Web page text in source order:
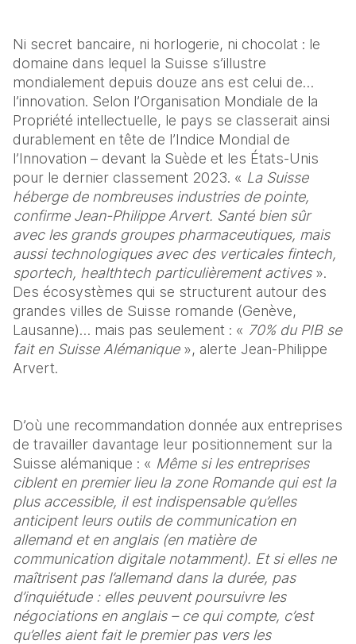
Ni secret bancaire, ni horlogerie, ni chocolat : le
domaine dans lequel la Suisse s’illustre
mondialement depuis douze ans est celui de…
l’innovation. Selon l’Organisation Mondiale de la
Propriété intellectuelle, le pays se classerait ainsi
durablement en tête de l’Indice Mondial de
l’Innovation – devant la Suède et les États-Unis
pour le dernier classement 2023. « La Suisse
héberge de nombreuses industries de pointe,
confirme Jean-Philippe Arvert. Santé bien sûr
avec les grands groupes pharmaceutiques, mais
aussi technologiques avec des verticales fintech,
sportech, healthtech particulièrement actives ».
Des écosystèmes qui se structurent autour des
grandes villes de Suisse romande (Genève,
Lausanne)… mais pas seulement : « 70% du PIB se
fait en Suisse Alémanique », alerte Jean-Philippe
Arvert.
D’où une recommandation donnée aux entreprises
de travailler davantage leur positionnement sur la
Suisse alémanique : « Même si les entreprises
ciblent en premier lieu la zone Romande qui est la
plus accessible, il est indispensable qu’elles
anticipent leurs outils de communication en
allemand et en anglais (en matière de
communication digitale notamment). Et si elles ne
maîtrisent pas l’allemand dans la durée, pas
d’inquiétude : elles peuvent poursuivre les
négociations en anglais – ce qui compte, c’est
qu’elles aient fait le premier pas vers les